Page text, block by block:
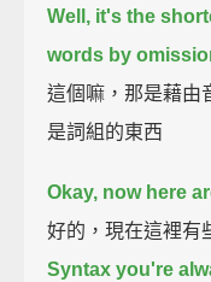
Well, it's the
words by
這個嘛，那是藉由
是詞組的東西
Okay, now here
好的，現在這裡有
Syntax you're